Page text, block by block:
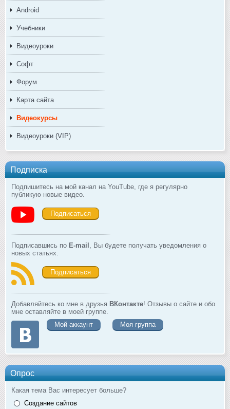
Android
Учебники
Видеоуроки
Софт
Форум
Карта сайта
Видеокурсы
Видеоуроки (VIP)
Подписка
Подпишитесь на мой канал на YouTube, где я регулярно
публикую новые видео.
Подписаться
Подписавшись по E-mail , Вы будете получать уведомления о
новых статьях.
Подписаться
Добавляйтесь ко мне в друзья ВКонтакте! Отзывы о сайте и обо
мне оставляйте в моей группе.
Мой аккаунт
Моя группа
Опрос
Какая тема Вас интересует больше?
Создание сайтов